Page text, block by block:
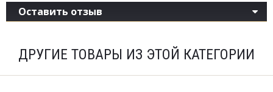
Оставить отзыв
ДРУГИЕ ТОВАРЫ ИЗ ЭТОЙ КАТЕГОРИИ